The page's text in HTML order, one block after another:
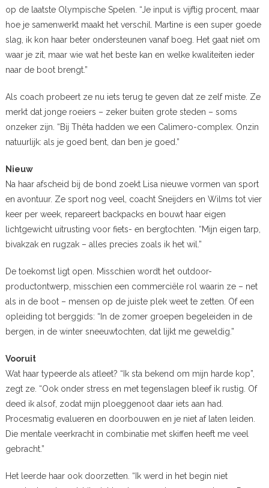
op de laatste Olympische Spelen. “Je input is vijftig procent, maar
hoe je samenwerkt maakt het verschil. Martine is een super goede
slag, ik kon haar beter ondersteunen vanaf boeg. Het gaat niet om
waar je zit, maar wie wat het beste kan en welke kwaliteiten ieder
naar de boot brengt.”
Als coach probeert ze nu iets terug te geven dat ze zelf miste. Ze
merkt dat jonge roeiers – zeker buiten grote steden – soms
onzeker zijn. “Bij Thêta hadden we een Calimero-complex. Onzin
natuurlijk: als je goed bent, dan ben je goed.”
Nieuw
Na haar afscheid bij de bond zoekt Lisa nieuwe vormen van sport
en avontuur. Ze sport nog veel, coacht Sneijders en Wilms tot vier
keer per week, repareert backpacks en bouwt haar eigen
lichtgewicht uitrusting voor fiets- en bergtochten. “Mijn eigen tarp,
bivakzak en rugzak – alles precies zoals ik het wil.”
De toekomst ligt open. Misschien wordt het outdoor-
productontwerp, misschien een commerciële rol waarin ze – net
als in de boot – mensen op de juiste plek weet te zetten. Of een
opleiding tot berggids: “In de zomer groepen begeleiden in de
bergen, in de winter sneeuwtochten, dat lijkt me geweldig.”
Vooruit
Wat haar typeerde als atleet? “Ik sta bekend om mijn harde kop”,
zegt ze. “Ook onder stress en met tegenslagen bleef ik rustig. Of
deed ik alsof, zodat mijn ploeggenoot daar iets aan had.
Procesmatig evalueren en doorbouwen en je niet af laten leiden.
Die mentale veerkracht in combinatie met skiffen heeft me veel
gebracht.”
Het leerde haar ook doorzetten. “Ik werd in het begin niet